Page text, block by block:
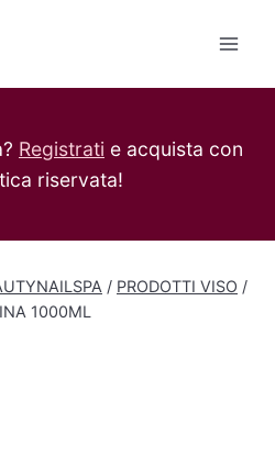
Registrati e acquista con
riservata!
/ PRODOTTI VISO /
1000ML